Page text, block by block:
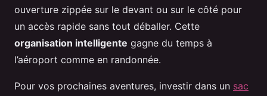
ouverture zippée sur le devant ou sur le côté pour
un accès rapide sans tout déballer. Cette
organisation intelligente gagne du temps à
l’aéroport comme en randonnée.
Pour vos prochaines aventures, investir dans un sac